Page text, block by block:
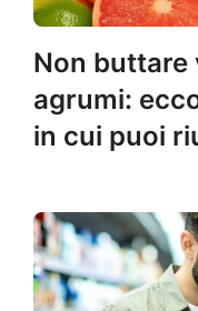
Non buttare
agrumi:
in cui puoi